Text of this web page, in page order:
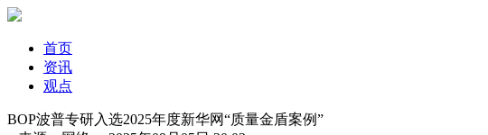
首页
资讯
观点
BOP波普专研入选2025年度新华网“质量金盾案例”